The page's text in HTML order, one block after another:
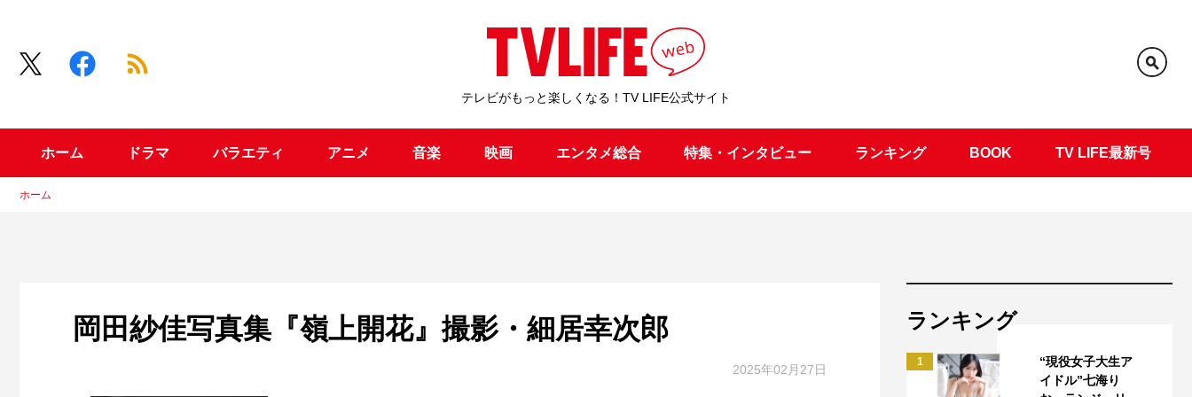
テレビがもっと楽しくなる！TV LIFE公式サイト
ホーム ドラマ バラエティ アニメ 音楽 映画 エンタメ総合 特集・インタビュー ランキング BOOK TV LIFE最新号
ホーム
岡田紗佳写真集『嶺上開花』撮影・細居幸次郎
2025年02月27日
ランキング
1
“現役女子大生ア
イドル”七海り